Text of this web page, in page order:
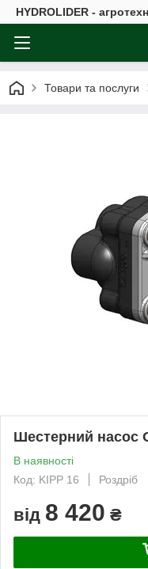
HYDROLIDER -
Товари та послуги
Шестерний насос
В наявності
Код: KIPP 16
Роздріб
від 8 420 ₴